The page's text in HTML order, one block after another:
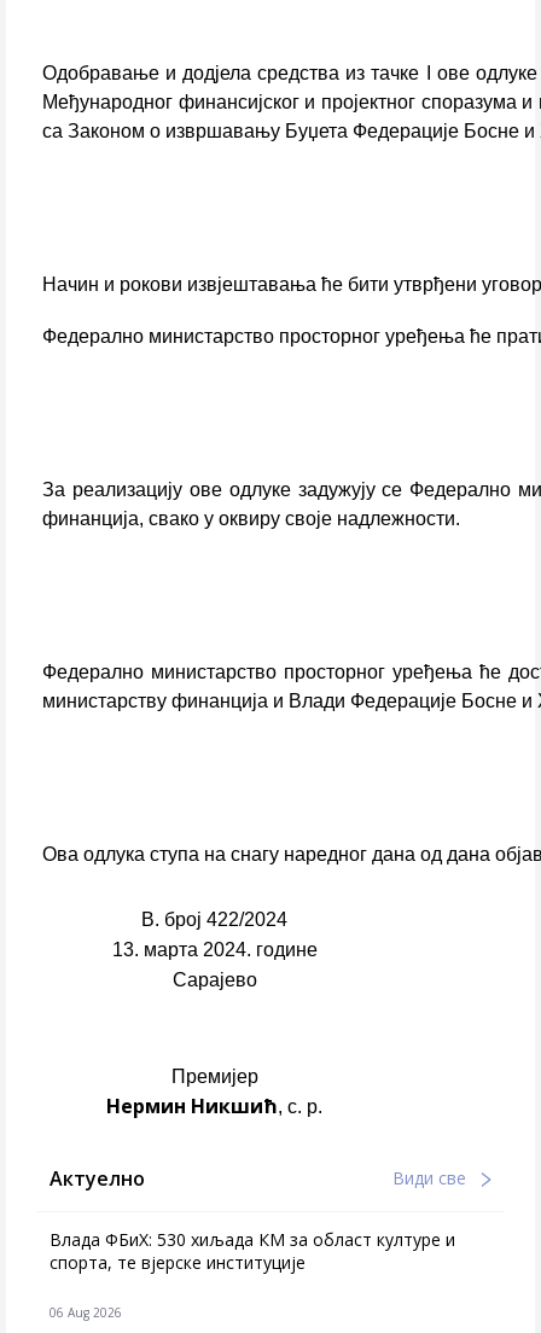
Одобравање и додјела средства из тачке I ове
Међународног финансијског и пројектног
са Законом о извршавању Буџета Федерације Босне и
Начин и рокови извјештавања ће бити утврђени
Федерално министарство просторног уређења ће
За реализацију ове одлуке задужују се Федерално
финанција, свако у оквиру своје надлежности.
Федерално министарство просторног уређења ће
министарству финанција и Влади Федерације Босне
Ова одлука ступа на снагу наредног дана од дана
В. број 422/2024
13. марта 2024. године
Сарајево
Премијер
Нермин Никшић, с. р.
Актуелно Види све
Влада ФБиХ: 530 хиљада КМ за област културе и
спорта, те вјерске институције
06 Aug 2026